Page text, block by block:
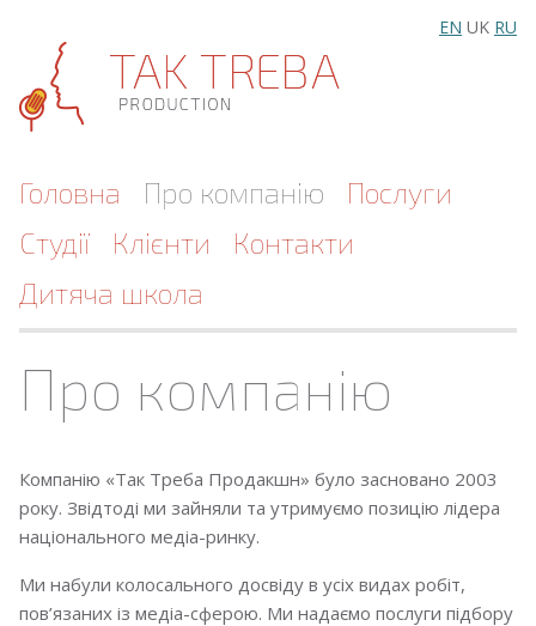
EN UK RU
Головна Про компанію
Послуги
Студії
Клієнти
Контакти
Дитяча школа
Про компанію
Компанію «Так Треба Продакшн» було засновано 2003
року. Звідтоді ми зайняли та утримуємо позицію лідера
національного медіа-ринку.
Ми набули колосального досвіду в усіх видах робіт,
пов’язаних із медіа-сферою. Ми надаємо послуги підбору